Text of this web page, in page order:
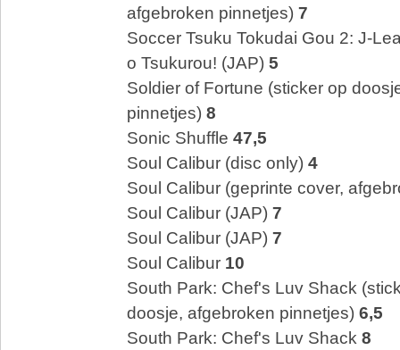
afgebroken pinnetjes) 7
Soccer Tsuku Tokudai Gou 2: J-
o Tsukurou! (JAP) 5
Soldier of Fortune (sticker op
pinnetjes) 8
Sonic Shuffle 47,5
Soul Calibur (disc only) 4
Soul Calibur (geprinte cover,
Soul Calibur (JAP) 7
Soul Calibur (JAP) 7
Soul Calibur 10
South Park: Chef's Luv Shack
doosje, afgebroken pinnetjes) 6,5
South Park: Chef's Luv Shack 8